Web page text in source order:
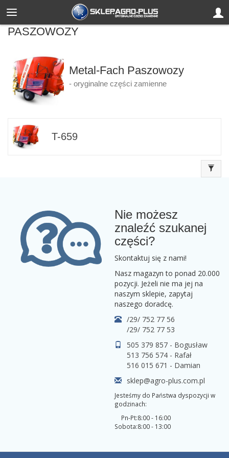
PASZOWOZY
Metal-Fach Paszowozy
- oryginalne części zamienne
T-659
Nie możesz
znaleźć szukanej
części?
Skontaktuj się z nami!
Nasz magazyn to ponad 20.000
pozycji. Jeżeli nie ma jej na
naszym sklepie, zapytaj
naszego doradcę.
/29/ 752 77 56
/29/ 752 77 53
505 379 857 - Bogusław
513 756 574 - Rafał
516 015 671 - Damian
sklep@agro-plus.com.pl
Jesteśmy do Państwa dyspozycji w
godzinach:
Pn-Pt:
Sobota:
8:00 - 16:00
8:00 - 13:00